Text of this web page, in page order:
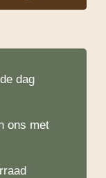
dag
ons met